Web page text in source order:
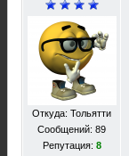
Откуда: Тольятти
Сообщений: 89
Репутация: 8